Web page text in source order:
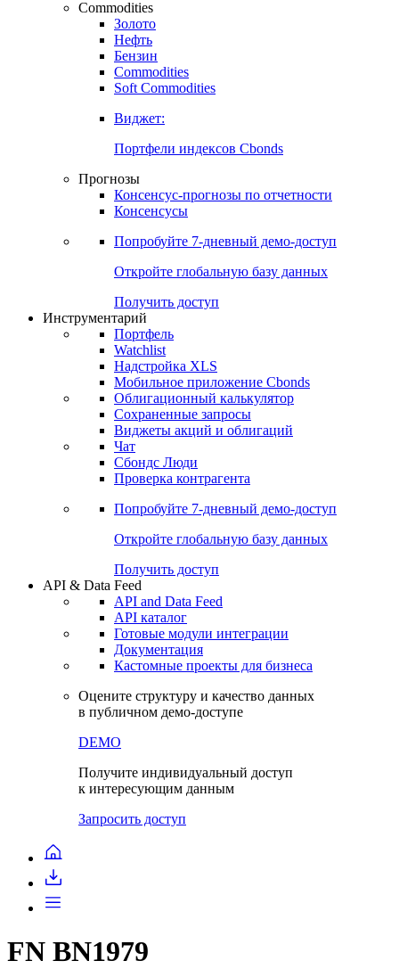
Commodities
Золото
Нефть
Бензин
Commodities
Soft Commodities
Виджет:
Портфели индексов Cbonds
Прогнозы
Консенсус-прогнозы по отчетности
Консенсусы
Попробуйте 7-дневный демо-доступ
Откройте глобальную базу данных
Получить доступ
Инструментарий
Портфель
Watchlist
Надстройка XLS
Мобильное приложение Cbonds
Облигационный калькулятор
Сохраненные запросы
Виджеты акций и облигаций
Чат
Сбондс Люди
Проверка контрагента
Попробуйте 7-дневный демо-доступ
Откройте глобальную базу данных
Получить доступ
API & Data Feed
API and Data Feed
API каталог
Готовые модули интеграции
Документация
Кастомные проекты для бизнеса
Оцените структуру и качество данных
в публичном демо-доступе
DEMO
Получите индивидуальный доступ
к интересующим данным
Запросить доступ
FN BN1979